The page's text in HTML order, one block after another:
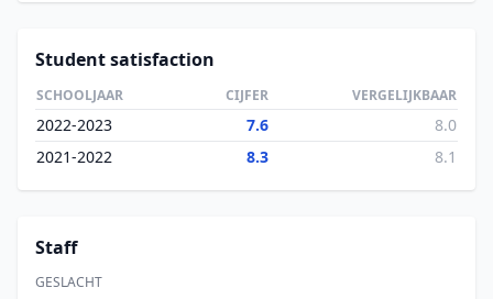
Student satisfaction
SCHOOLJAAR CIJFER VERGELIJKBAAR
2022-2023 7.6
8.0
2021-2022
8.3 8.1
Staff
GESLACHT